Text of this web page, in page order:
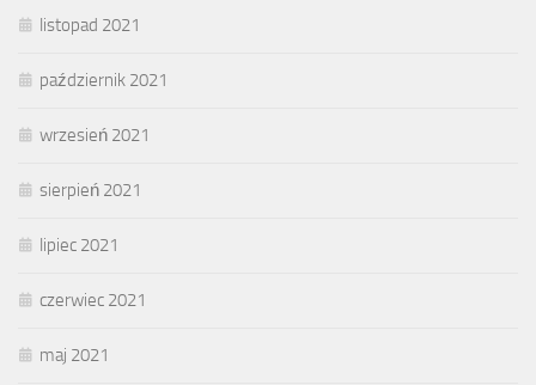
listopad 2021
październik 2021
wrzesień 2021
sierpień 2021
lipiec 2021
czerwiec 2021
maj 2021